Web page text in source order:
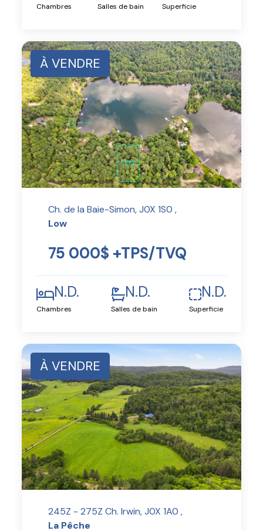
Chambres Salles de bain Superficie
À VENDRE
Ch. de la Baie-Simon, J0X 1S0 ,
Low
75 000$ +TPS/TVQ
N.D.
Chambres
N.D.
Salles de bain
N.D.
Superficie
À VENDRE
245Z - 275Z Ch. Irwin, J0X 1A0 ,
La Pêche